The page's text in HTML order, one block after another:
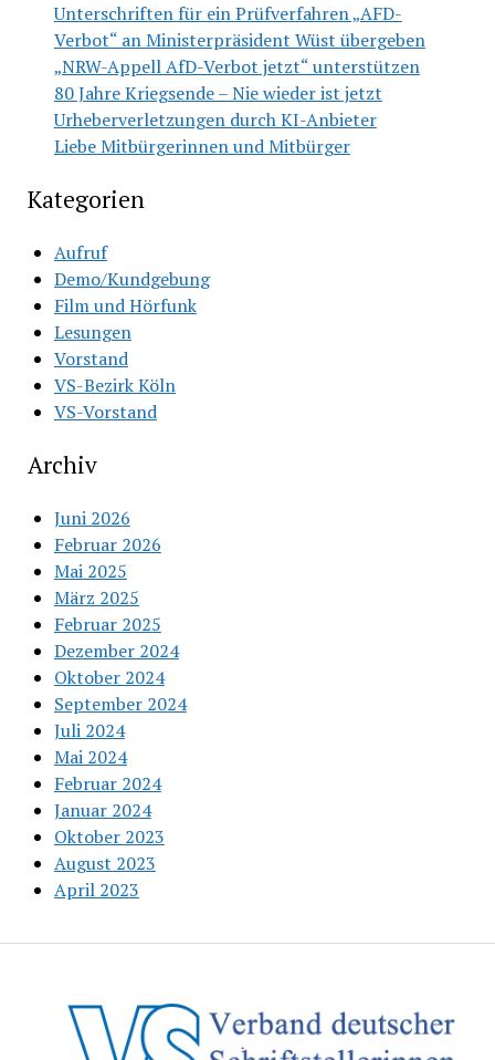
Unterschriften für ein Prüfverfahren „AFD-
Verbot“ an Ministerpräsident Wüst übergeben
„NRW-Appell AfD-Verbot jetzt“ unterstützen
80 Jahre Kriegsende – Nie wieder ist jetzt
Urheberverletzungen durch KI-Anbieter
Liebe Mitbürgerinnen und Mitbürger
Kategorien
Aufruf
Demo/Kundgebung
Film und Hörfunk
Lesungen
Vorstand
VS-Bezirk Köln
VS-Vorstand
Archiv
Juni 2026
Februar 2026
Mai 2025
März 2025
Februar 2025
Dezember 2024
Oktober 2024
September 2024
Juli 2024
Mai 2024
Februar 2024
Januar 2024
Oktober 2023
August 2023
April 2023